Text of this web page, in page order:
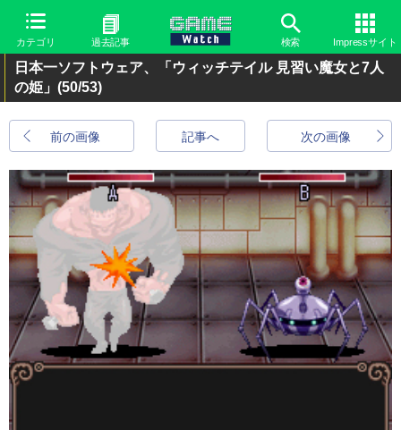
カテゴリ 過去記事 検索 Impressサイト
日本一ソフトウェア、「ウィッチテイル 見習い魔女と7人
の姫」 (50/53)
前の画像 次の画像
記事へ